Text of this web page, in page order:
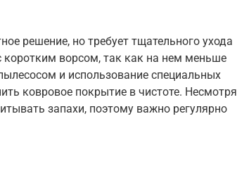
решение, но требует тщательного ухода
ворсом, так как на нем меньше
и использование специальных
ковровое покрытие в чистоте. Несмотря
запахи, поэтому важно регулярно